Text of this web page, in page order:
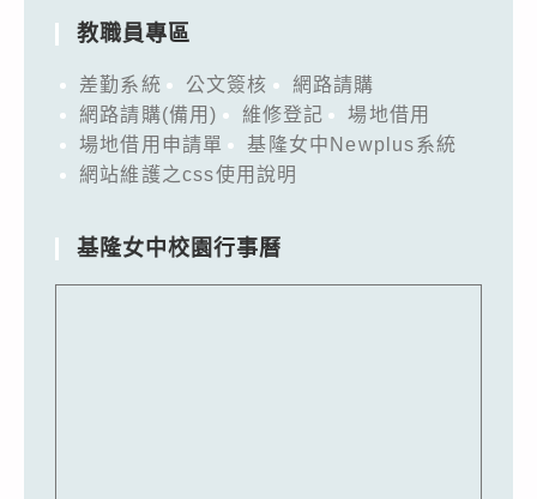
教職員專區
差勤系統 公文簽核
網路請購
網路請購(備用)
維修登記
場地借用
場地借用申請單
基隆女中Newplus系統
網站維護之css使用說明
基隆女中校園行事曆